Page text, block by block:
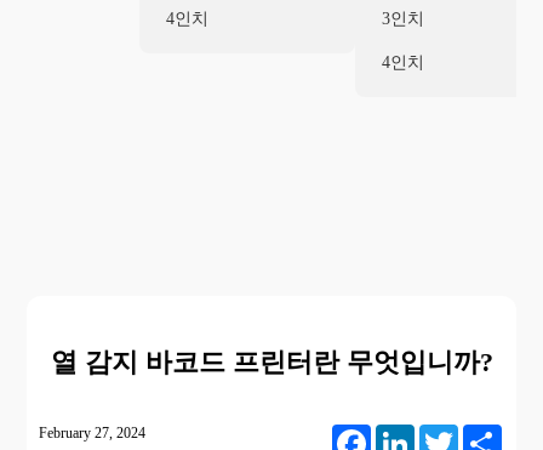
4인치 3인치
4인치
열 감지 바코드 프린터란 무엇입니까?
February 27, 2024 FacebookLinkedIn Twitter